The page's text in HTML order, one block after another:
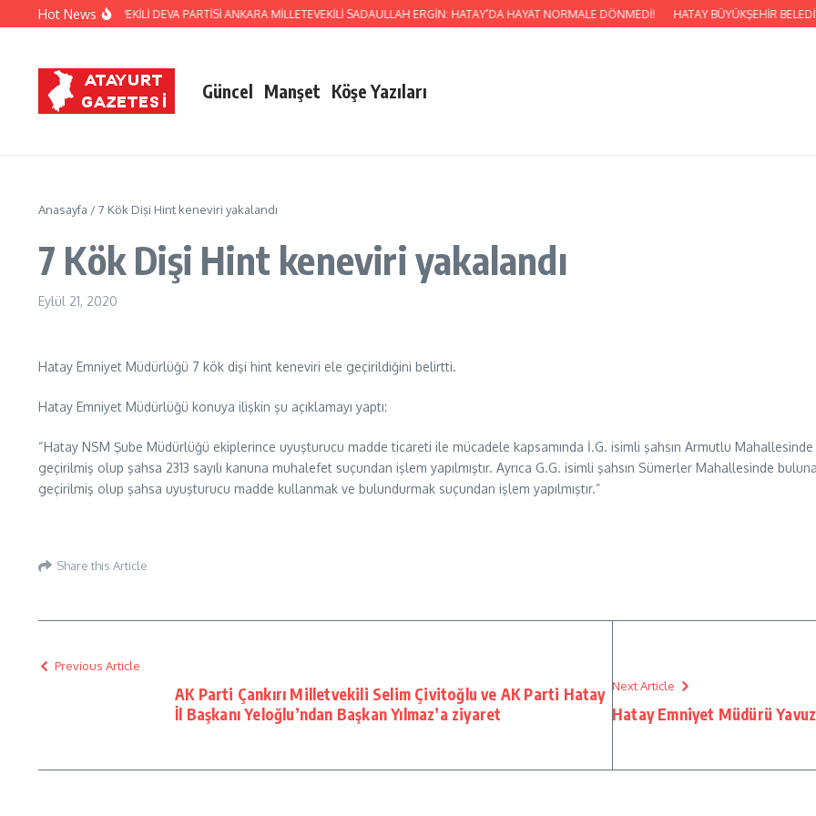
İçeriğe atlaHot News
HATAY ESKİ MİLLETVEKİLİ DEVA PARTİSİ ANKARA MİLLETEVEKİLİ SADAULLAH ERGİN: HATAY’DA HAYAT NORMALE DÖNMEDİ! HATAY BÜYÜKŞEHİR
Güncel Manşet Köşe Yazıları
Anasayfa /7 Kök Dişi Hint keneviri yakalandı
7 Kök Dişi Hint keneviri yakalandı
Eylül 21, 2020
Hatay Emniyet Müdürlüğü 7 kök dişi hint keneviri ele geçirildiğini belirtti.
Hatay Emniyet Müdürlüğü konuya ilişkin şu açıklamayı yaptı:
“Hatay NSM Şube Müdürlüğü ekiplerince uyuşturucu madde ticareti ile mücadele kapsamında İ.G. isimli şahsın Armutlu
geçirilmiş olup şahsa 2313 sayılı kanuna muhalefet suçundan işlem yapılmıştır. Ayrıca G.G. isimli şahsın Sümerler Mahallesinde
geçirilmiş olup şahsa uyuşturucu madde kullanmak ve bulundurmak suçundan işlem yapılmıştır.”
Share this Article
Previous Article
AK Parti Çankırı Milletvekili Selim Çivitoğlu ve AK Parti Hatay
İl Başkanı Yeloğlu’ndan Başkan Yılmaz’a ziyaret
Next Article
Hatay Emniyet Müdürü